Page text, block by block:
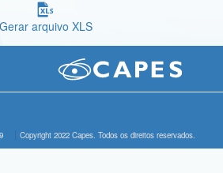
Gerar arquivo XLS
Copyright 2022 Capes. Todos os direitos reservados.